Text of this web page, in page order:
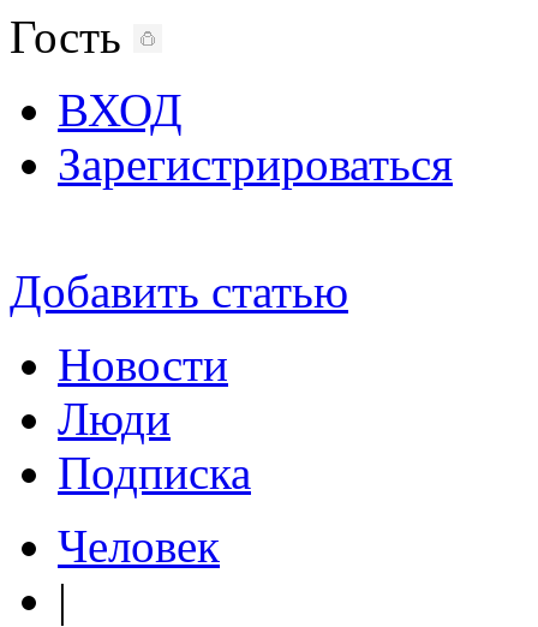
Гость
ВХОД
Зарегистрироваться
Добавить статью
Новости
Люди
Подписка
Человек
|